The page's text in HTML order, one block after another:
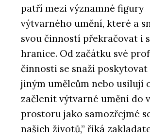
patří mezi významné figury
výtvarného umění, které a
svou činností překračovat i
hranice. Od začátku své
činnosti se snaží
jiným umělcům nebo usilují
začlenit výtvarné umění do
prostoru jako samozřejmé
našich životů,” říká